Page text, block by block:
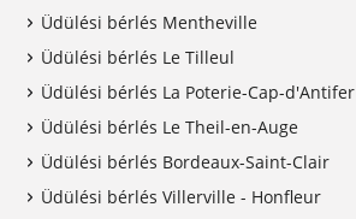
Üdülési bérlés Mentheville
Üdülési bérlés Le Tilleul
Üdülési bérlés La Poterie-Cap-d'Antifer
Üdülési bérlés Le Theil-en-Auge
Üdülési bérlés Bordeaux-Saint-Clair
Üdülési bérlés Villerville - Honfleur